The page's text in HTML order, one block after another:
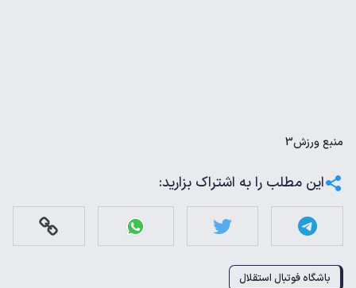
منبعورزش3
این مطلب را به اشتراک بزارید:
باشگاه فوتبال استقلال